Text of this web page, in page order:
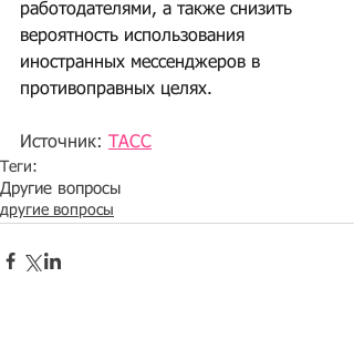
работодателями, а также снизить
вероятность использования
иностранных мессенджеров в
противоправных целях.
Источник: ТАСС
Теги:
Другие вопросы
другие вопросы